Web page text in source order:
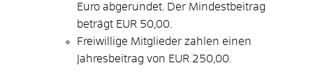
Euro abgerundet. Der Mindestbeitrag
beträgt EUR 50,00.
Freiwillige Mitglieder zahlen einen
Jahresbeitrag von EUR 250,00.